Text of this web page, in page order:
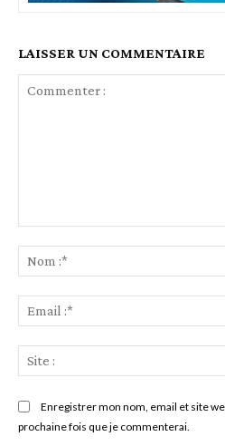
LAISSER UN COMMENTAIRE
Enregistrer mon nom, email et site
prochaine fois que je commenterai.